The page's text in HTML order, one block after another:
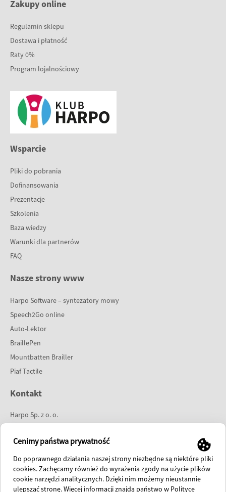
Zakupy online
Regulamin sklepu
Dostawa i płatność
Raty 0%
Program lojalnościowy
Wsparcie
Pliki do pobrania
Dofinansowania
Prezentacje
Szkolenia
Baza wiedzy
Warunki dla partnerów
FAQ
Nasze strony www
Harpo Software – syntezatory mowy
Speech2Go online
Auto-Lektor
BraillePen
Mountbatten Brailler
Piaf Tactile
Kontakt
Harpo Sp. z o. o.
61-737 Poznań
tel:61 853 14 25
e-mail:info@harpo.com.pl
polish fanpage
Cenimy państwa prywatność
Do poprawnego działania naszej strony niezbędne są niektóre pliki
cookies. Zachęcamy również do wyrażenia zgody na użycie plików
cookie narzędzi analitycznych. Dzięki nim możemy nieustannie
ulepszać stronę. Więcej informacji znajdą państwo w Polityce